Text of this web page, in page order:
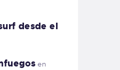
desde el
en